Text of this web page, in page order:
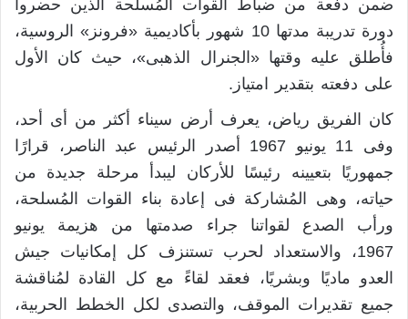
ضمن دفعة من ضباط القوات المُسلحة الذين حضروا
دورة تدريبة مدتها 10 شهور بأكاديمية «فرونز» الروسية،
فأُطلق عليه وقتها «الجنرال الذهبى»، حيث كان الأول
على دفعته بتقدير امتياز.
كان الفريق رياض، يعرف أرض سيناء أكثر من أى أحد،
وفى 11 يونيو 1967 أصدر الرئيس عبد الناصر، قرارًا
جمهوريًا بتعيينه رئيسًا للأركان ليبدأ مرحلة جديدة من
حياته، وهى المُشاركة فى إعادة بناء القوات المُسلحة،
ورأب الصدع لقواتنا جراء صدمتها من هزيمة يونيو
1967، والاستعداد لحرب تستنزف كل إمكانيات جيش
العدو ماديًا وبشريًا، فعقد لقاءً مع كل القادة لمُناقشة
جميع تقديرات الموقف، والتصدى لكل الخطط الحربية،